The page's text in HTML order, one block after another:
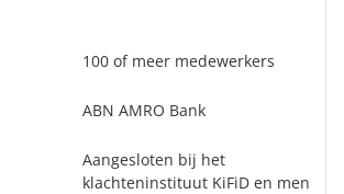
100 of meer medewerkers
ABN AMRO Bank
Aangesloten bij het
klachteninstituut KiFiD en men